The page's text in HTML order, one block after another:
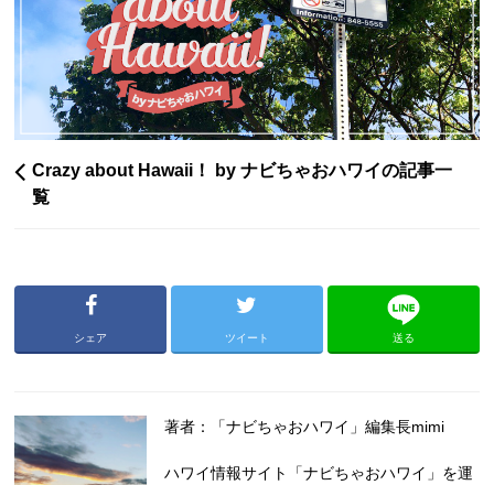
Crazy about Hawaii！ by ナビちゃおハワイの記事一
覧
シェア ツイート 送る
著者：「ナビちゃおハワイ」編集長mimi
ハワイ情報サイト「ナビちゃおハワイ」を運